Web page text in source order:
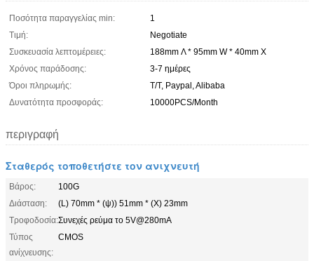
Ποσότητα παραγγελίας min:
1
Τιμή:
Negotiate
Συσκευασία λεπτομέρειες:
188mm Λ * 95mm W * 40mm Χ
Χρόνος παράδοσης:
3-7 ημέρες
Όροι πληρωμής:
T/T, Paypal, Alibaba
Δυνατότητα προσφοράς:
10000PCS/Month
περιγραφή
Σταθερός τοποθετήστε τον ανιχνευτή
Βάρος:
100G
Διάσταση:
(L) 70mm * (ψ)) 51mm * (Χ) 23mm
Τροφοδοσία:Συνεχές ρεύμα το 5V@280mA
Τύπος
ανίχνευσης:
CMOS